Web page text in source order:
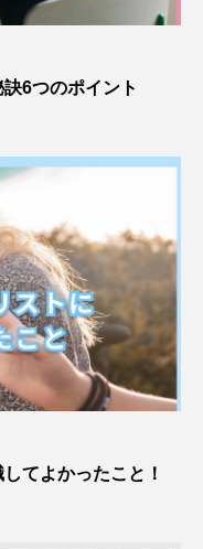
6つのポイント
てよかったこと！